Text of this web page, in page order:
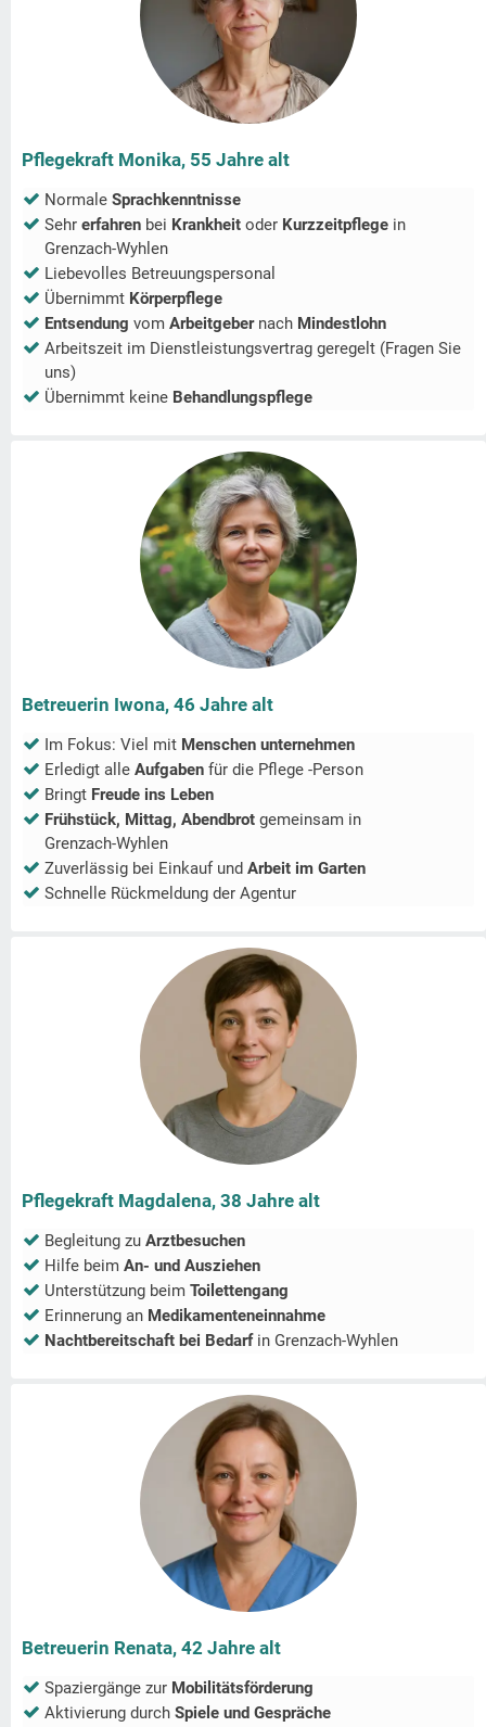
Pflegekraft Monika, 55 Jahre alt
Normale Sprachkenntnisse
Sehr erfahren bei Krankheit oder Kurzzeitpflege in
Grenzach-Wyhlen
Liebevolles Betreuungspersonal
Übernimmt Körperpflege
Entsendung vom Arbeitgeber nach Mindestlohn
Arbeitszeit im Dienstleistungsvertrag geregelt (Fragen Sie
uns)
Übernimmt keine Behandlungspflege
Betreuerin Iwona, 46 Jahre alt
Im Fokus: Viel mit Menschen unternehmen
Erledigt alle Aufgaben für die Pflege -Person
Bringt Freude ins Leben
Frühstück, Mittag, Abendbrot gemeinsam in
Grenzach-Wyhlen
Zuverlässig bei Einkauf und Arbeit im Garten
Schnelle Rückmeldung der Agentur
Pflegekraft Magdalena, 38 Jahre alt
Begleitung zu Arztbesuchen
Hilfe beim An- und Ausziehen
Unterstützung beim Toilettengang
Erinnerung an Medikamenteneinnahme
Nachtbereitschaft bei Bedarfin Grenzach-Wyhlen
Betreuerin Renata, 42 Jahre alt
Spaziergänge zur Mobilitätsförderung
Aktivierung durch Spiele und Gespräche